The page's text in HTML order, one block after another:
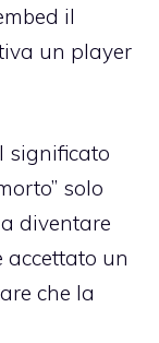
il
un player
significato
solo
diventare
un
che la